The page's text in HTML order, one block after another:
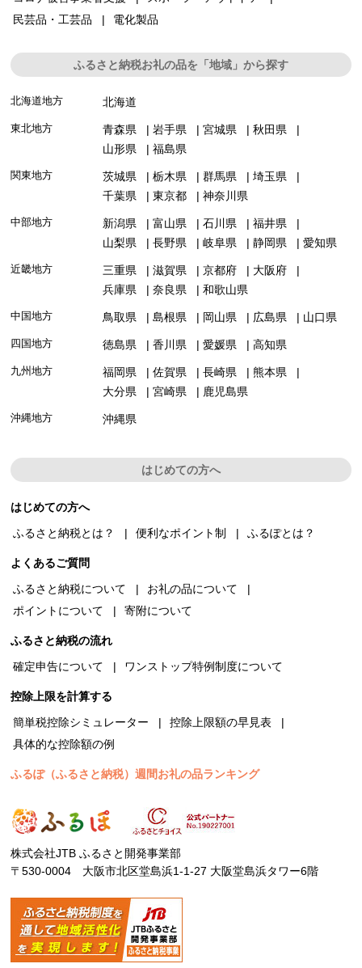
民芸品・工芸品
電化製品
ふるさと納税お礼の品を「地域」から探す
北海道地方 北海道
東北地方 青森県 岩手県 宮城県
秋田県
山形県
福島県
関東地方 茨城県 栃木県 群馬県
埼玉県
千葉県
東京都 神奈川県
中部地方 新潟県 富山県 石川県
福井県
山梨県
長野県 岐阜県 静岡県 愛知県
近畿地方 三重県 滋賀県 京都府
大阪府
兵庫県
奈良県 和歌山県
中国地方 鳥取県 島根県 岡山県 広島県 山口県
四国地方 徳島県 香川県 愛媛県 高知県
九州地方 福岡県 佐賀県 長崎県
熊本県
大分県
宮崎県 鹿児島県
沖縄地方 沖縄県
はじめての方へ
はじめての方へ
ふるさと納税とは？
便利なポイント制 ふるぽとは？
よくあるご質問
ふるさと納税について
お礼の品について
ポイントについて
寄附について
ふるさと納税の流れ
確定申告について
ワンストップ特例制度について
控除上限を計算する
簡単税控除シミュレーター
控除上限額の早見表
具体的な控除額の例
ふるぽ（ふるさと納税）週間お礼の品ランキング
株式会社JTB ふるさと開発事業部
〒530-0004 大阪市北区堂島浜1-1-27 大阪堂島浜タワー6階